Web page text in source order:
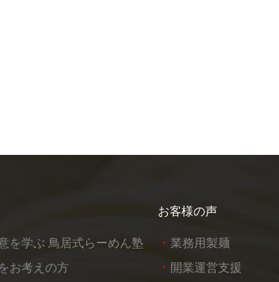
を学ぶ 鳥居式らーめん塾
お考えの方
お客様の声
業務用製麺
開業運営支援